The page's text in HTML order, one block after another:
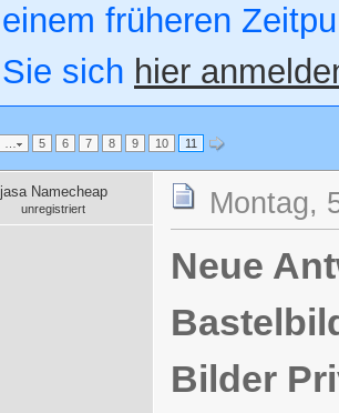
einem früheren
Sie sich hier
… 5 6 7 8 9 10 11
jasa Namecheap
unregistriert Montag,
Neue
Bilder